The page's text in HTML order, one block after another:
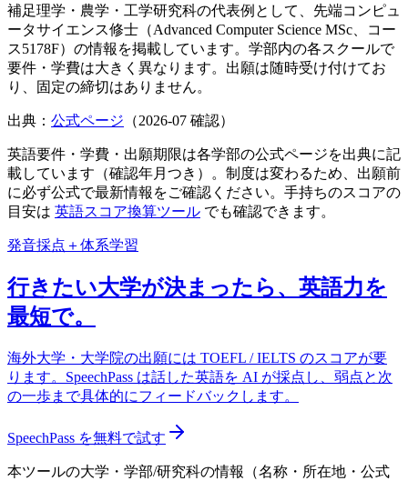
補足理学・農学・工学研究科の代表例として、先端コンピュ
ータサイエンス修士（Advanced Computer Science MSc、コー
ス5178F）の情報を掲載しています。学部内の各スクールで
要件・学費は大きく異なります。出願は随時受け付けてお
り、固定の締切はありません。
出典： 公式ページ （2026-07 確認）
英語要件・学費・出願期限は各学部の公式ページを出典に記
載しています（確認年月つき）。制度は変わるため、出願前
に必ず公式で最新情報をご確認ください。手持ちのスコアの
目安は 英語スコア換算ツール でも確認できます。
発音採点＋体系学習
行きたい大学が決まったら、英語力を
最短で。
海外大学・大学院の出願には TOEFL / IELTS のスコアが要
ります。SpeechPass は話した英語を AI が採点し、弱点と次
の一歩まで具体的にフィードバックします。
SpeechPass を無料で試す
本ツールの大学・学部/研究科の情報（名称・所在地・公式